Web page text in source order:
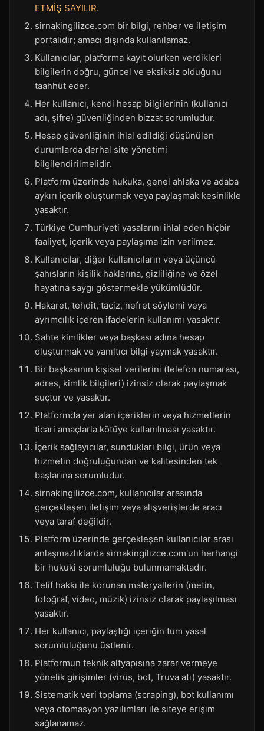
ETMİŞ SAYILIR.
sirnakingilizce.com bir bilgi, rehber ve iletişim
portalıdır; amacı dışında kullanılamaz.
Kullanıcılar, platforma kayıt olurken verdikleri
bilgilerin doğru, güncel ve eksiksiz olduğunu
taahhüt eder.
Her kullanıcı, kendi hesap bilgilerinin (kullanıcı
adı, şifre) güvenliğinden bizzat sorumludur.
Hesap güvenliğinin ihlal edildiği düşünülen
durumlarda derhal site yönetimi
bilgilendirilmelidir.
Platform üzerinde hukuka, genel ahlaka ve adaba
aykırı içerik oluşturmak veya paylaşmak kesinlikle
yasaktır.
Türkiye Cumhuriyeti yasalarını ihlal eden hiçbir
faaliyet, içerik veya paylaşıma izin verilmez.
Kullanıcılar, diğer kullanıcıların veya üçüncü
şahısların kişilik haklarına, gizliliğine ve özel
hayatına saygı göstermekle yükümlüdür.
Hakaret, tehdit, taciz, nefret söylemi veya
ayrımcılık içeren ifadelerin kullanımı yasaktır.
Sahte kimlikler veya başkası adına hesap
oluşturmak ve yanıltıcı bilgi yaymak yasaktır.
Bir başkasının kişisel verilerini (telefon numarası,
adres, kimlik bilgileri) izinsiz olarak paylaşmak
suçtur ve yasaktır.
Platformda yer alan içeriklerin veya hizmetlerin
ticari amaçlarla kötüye kullanılması yasaktır.
İçerik sağlayıcılar, sundukları bilgi, ürün veya
hizmetin doğruluğundan ve kalitesinden tek
başlarına sorumludur.
sirnakingilizce.com, kullanıcılar arasında
gerçekleşen iletişim veya alışverişlerde aracı
veya taraf değildir.
Platform üzerinde gerçekleşen kullanıcılar arası
anlaşmazlıklarda sirnakingilizce.com'un herhangi
bir hukuki sorumluluğu bulunmamaktadır.
Telif hakkı ile korunan materyallerin (metin,
fotoğraf, video, müzik) izinsiz olarak paylaşılması
yasaktır.
Her kullanıcı, paylaştığı içeriğin tüm yasal
sorumluluğunu üstlenir.
Platformun teknik altyapısına zarar vermeye
yönelik girişimler (virüs, bot, Truva atı) yasaktır.
Sistematik veri toplama (scraping), bot kullanımı
veya otomasyon yazılımları ile siteye erişim
sağlanamaz.